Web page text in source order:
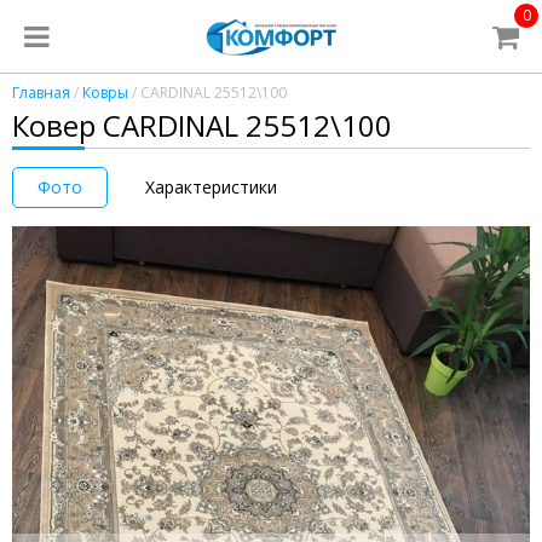
0
Главная /Ковры / CARDINAL 25512\100
Ковер CARDINAL 25512\100
Фото Характеристики